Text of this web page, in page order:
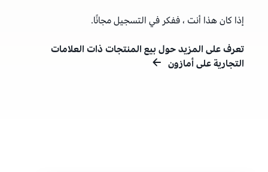
إذا كان هذا أنت ، ففكر في التسجيل مجانًا.
تعرف على المزيد حول بيع المنتجات ذات العلامات
التجارية على أمازون